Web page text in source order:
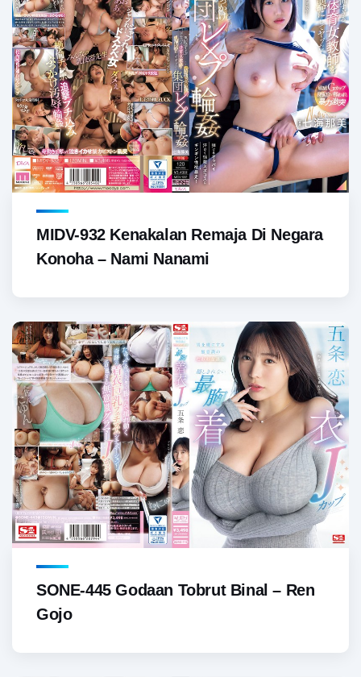
MIDV-932 Kenakalan Remaja Di Negara
Konoha – Nami Nanami
SONE-445 Godaan Tobrut Binal – Ren
Gojo